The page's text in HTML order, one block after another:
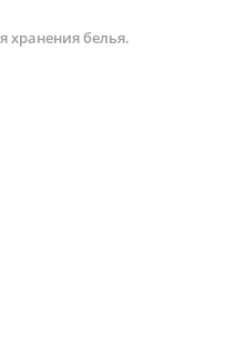
хранения белья.